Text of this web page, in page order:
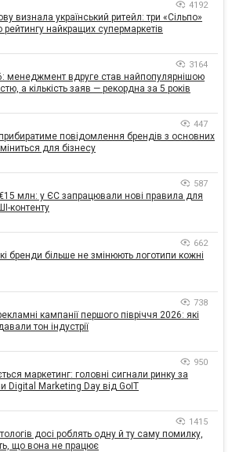
4192
визнала український ритейл: три «Сільпо»
рейтингу найкращих супермаркетів
3164
менеджмент вдруге став найпопулярнішою
а кількість заяв — рекордна за 5 років
447
повідомлення брендів з основних
для бізнесу
587
млн: у ЄС запрацювали нові правила для
контенту
662
бренди більше не змінюють логотипи кожні
738
кампанії першого півріччя 2026: які
тон індустрії
950
маркетинг: головні сигнали ринку за
Digital Marketing Day від GoIT
1415
досі роблять одну й ту саму помилку,
що вона не працює